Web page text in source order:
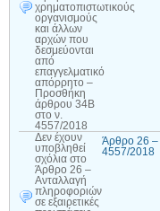
χρηματοπιστωτικούς
οργανισμούς
και άλλων
αρχών που
δεσμεύονται
από
επαγγελματικό
απόρρητο –
Προσθήκη
άρθρου 34Β
στο ν.
4557/2018
Δεν έχουν
υποβληθεί
σχόλια στο
Άρθρο 26 –
Ανταλλαγή
πληροφοριών
σε εξαιρετικές
Άρθρο 26 –
4557/2018